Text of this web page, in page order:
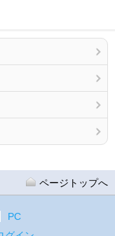
ページトップへ
PC